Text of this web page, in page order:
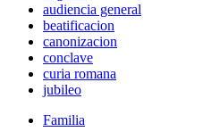
audiencia general
beatificacion
canonizacion
conclave
curia romana
jubileo
Familia